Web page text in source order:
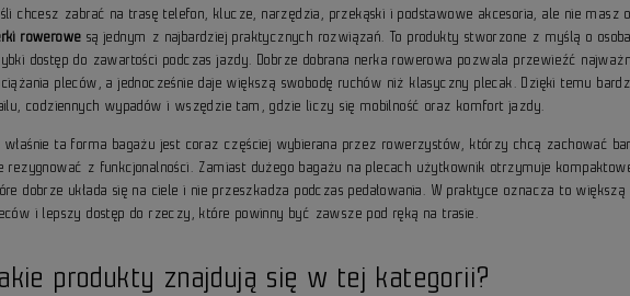
chcesz zabrać na trasę telefon, klucze, narzędzia, przekąski i podstawowe akcesoria, ale nie masz
rowerowe są jednym z najbardziej praktycznych rozwiązań. To produkty stworzone z myślą o
dostęp do zawartości podczas jazdy. Dobrze dobrana nerka rowerowa pozwala przewieźć
pleców, a jednocześnie daje większą swobodę ruchów niż klasyczny plecak. Dzięki temu
codziennych wypadów i wszędzie tam, gdzie liczy się mobilność oraz komfort jazdy.
właśnie ta forma bagażu jest coraz częściej wybierana przez rowerzystów, którzy chcą zachować
rezygnować z funkcjonalności. Zamiast dużego bagażu na plecach użytkownik otrzymuje
dobrze układa się na ciele i nie przeszkadza podczas pedałowania. W praktyce oznacza to
i lepszy dostęp do rzeczy, które powinny być zawsze pod ręką na trasie.
produkty znajdują się w tej kategorii?